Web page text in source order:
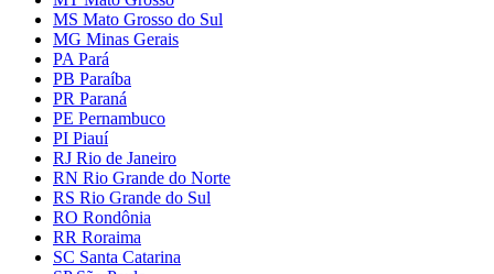
MS Mato Grosso do Sul
MG Minas Gerais
PA Pará
PB Paraíba
PR Paraná
PE Pernambuco
PI Piauí
RJ Rio de Janeiro
RN Rio Grande do Norte
RS Rio Grande do Sul
RO Rondônia
RR Roraima
SC Santa Catarina